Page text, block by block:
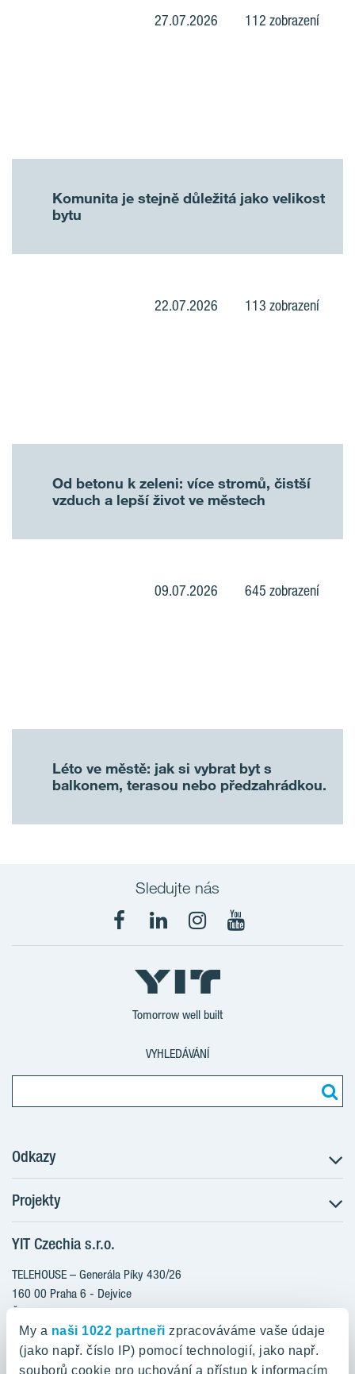
My a naši 1022 partneři zpracováváme vaše údaje
(jako např. číslo IP) pomocí technologií, jako např.
souborů cookie pro uchování a přístup k informacím
27.07.2026 112 zobrazení
Komunita je stejně důležitá jako velikost
bytu
22.07.2026 113 zobrazení
Od betonu k zeleni: více stromů, čistší
vzduch a lepší život ve městech
09.07.2026 645 zobrazení
Léto ve městě: jak si vybrat byt s
balkonem, terasou nebo předzahrádkou.
Sledujte nás
Tomorrow well built
VYHLEDÁVÁNÍ
Odkazy
Postup koupě
Klientské změny
Aktuality
Blog
Kariéra
O nás
YIT PLUS
Projekty
RANTA Barrandov III
RANTA Barrandov IV
TOIVO Roztyly II
KALEVALA
VIRTA Kladno
YIT Czechia s.r.o.
TELEHOUSE – Generála Píky 430/26
160 00 Praha 6 - Dejvice
Česká republika
800 200 666